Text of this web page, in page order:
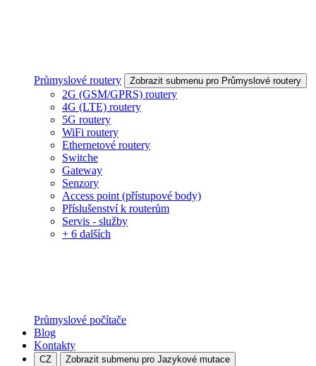
Průmyslové routery Zobrazit submenu pro Průmyslové routery
2G (GSM/GPRS) routery
4G (LTE) routery
5G routery
WiFi routery
Ethernetové routery
Switche
Gateway
Senzory
Access point (přístupové body)
Příslušenství k routerům
Servis - služby
+ 6 dalších
Průmyslové počítače
Blog
Kontakty
CZ Zobrazit submenu pro Jazykové mutace